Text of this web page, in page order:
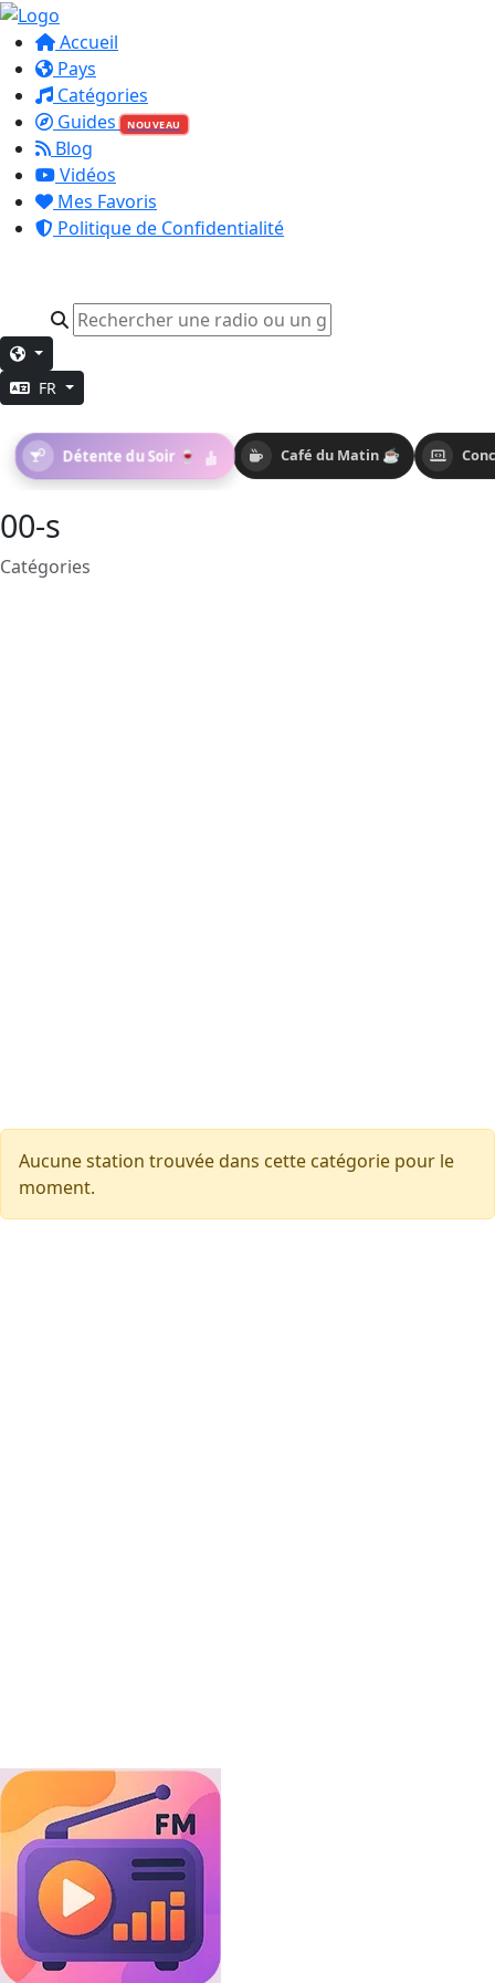
Accueil
Pays
Catégories
Guides
NOUVEAU
Blog
Vidéos
Mes Favoris
Politique de Confidentialité
FR
Café du Matin ☕
Détente du Soir 🍷
00-s
Catégories
Aucune station trouvée dans cette catégorie pour le
moment.